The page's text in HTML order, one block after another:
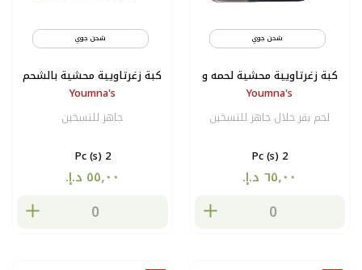
شحن جوي
كبة زغرتاويية محشية لحمه و
صنوبر
Youmna's
لحم بقر حلال جاهز للتسخين
2 Pc (s)
شحن جوي
كبة زغرتاويية محشية بالشحم
Youmna's
جاهز للتسخين
2 Pc (s)